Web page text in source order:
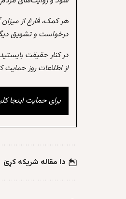
هر کمک، فارغ از
درخواست و تشویق
در کنار حقیقت بایستید
از اطلاعات روز حمایت
برای حمایت اینجا
دا مقاله شریکه کړئ